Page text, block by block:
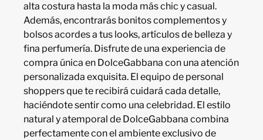
alta costura hasta la moda más chic y casual.
Además, encontrarás bonitos complementos y
bolsos acordes a tus looks, artículos de belleza y
fina perfumería. Disfrute de una experiencia de
compra única en DolceGabbana con una atención
personalizada exquisita. El equipo de personal
shoppers que te recibirá cuidará cada detalle,
haciéndote sentir como una celebridad. El estilo
natural y atemporal de DolceGabbana combina
perfectamente con el ambiente exclusivo de